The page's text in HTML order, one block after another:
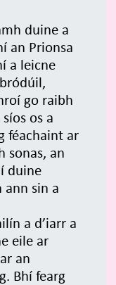
duine a
an Prionsa
a leicne
go raibh
os a
féachaint ar
sonas, an
duine
ann sin a
a d’iarr a
eile ar
an
Bhí fearg